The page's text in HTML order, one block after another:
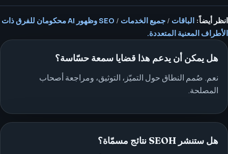
انظر أيضاً: الباقات / جميع الخدمات /
SEO وظهور AI محكومان للفرق ذات
الأطراف المعنية المتعددة.
هل يمكن أن يدعم هذا قضايا سمعة حسّاسة؟
نعم. صُمم النطاق حول التميّز، التوثيق، ومراجعة أصحاب
المصلحة.
هل ستنشر SEOH نتائج مسمّاة؟